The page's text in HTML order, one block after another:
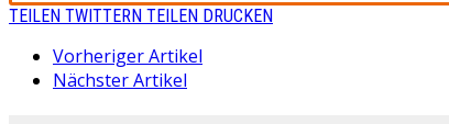
TEILEN TWITTERN TEILEN DRUCKEN
Vorheriger Artikel
Nächster Artikel